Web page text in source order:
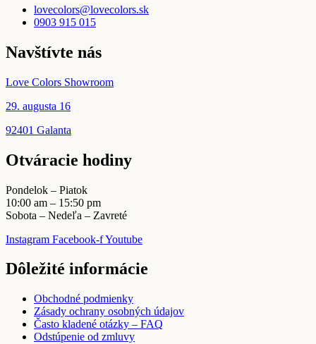
lovecolors@lovecolors.sk
0903 915 015
Navštívte nás
Love Colors Showroom
29. augusta 16
92401 Galanta
Otváracie hodiny
Pondelok – Piatok
10:00 am – 15:50 pm
Sobota – Nedeľa – Zavreté
Instagram Facebook-fYoutube
Dôležité informácie
Obchodné podmienky
Zásady ochrany osobných údajov
Často kladené otázky – FAQ
Odstúpenie od zmluvy